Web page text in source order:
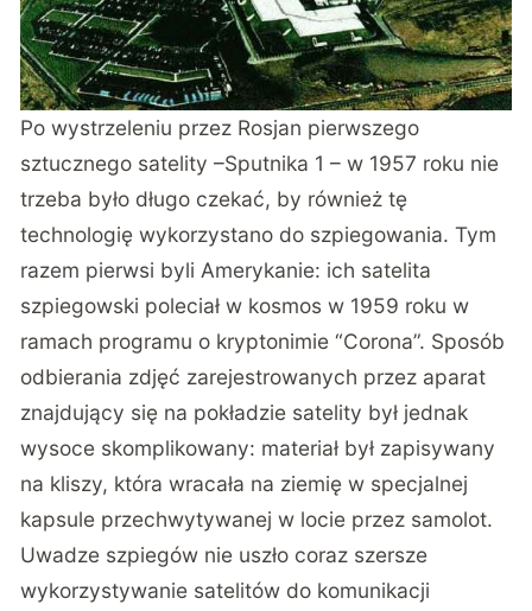
Po wystrzeleniu przez Rosjan pierwszego
sztucznego satelity –Sputnika 1 – w 1957 roku nie
trzeba było długo czekać, by również tę
technologię wykorzystano do szpiegowania. Tym
razem pierwsi byli Amerykanie: ich satelita
szpiegowski poleciał w kosmos w 1959 roku w
ramach programu o kryptonimie “Corona”. Sposób
odbierania zdjęć zarejestrowanych przez aparat
znajdujący się na pokładzie satelity był jednak
wysoce skomplikowany: materiał był zapisywany
na kliszy, która wracała na ziemię w specjalnej
kapsule przechwytywanej w locie przez samolot.
Uwadze szpiegów nie uszło coraz szersze
wykorzystywanie satelitów do komunikacji